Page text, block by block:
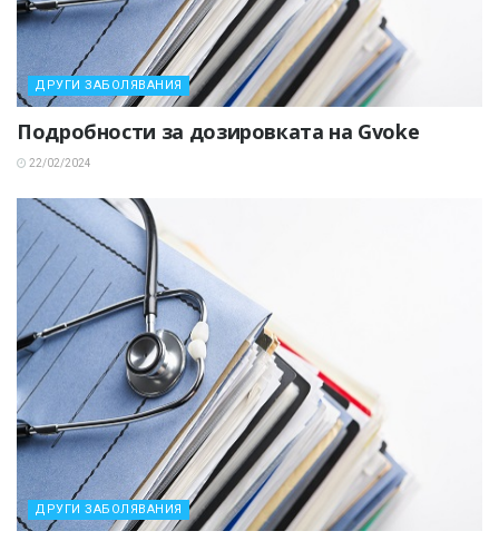
ДРУГИ ЗАБОЛЯВАНИЯ
Подробности за дозировката на Gvoke
22/02/2024
ДРУГИ ЗАБОЛЯВАНИЯ